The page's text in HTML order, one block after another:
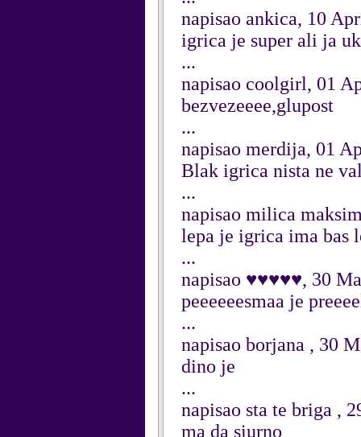
napisao ankica, 10
igrica je super ali ja
...
napisao coolgirl, 01
bezvezeeee,glupost
...
napisao merdija, 01
Blak igrica nista ne
...
napisao milica
lepa je igrica ima bas
...
napisao ♥♥♥♥♥, 30
peeeeeesmaa je
...
napisao borjana , 30
dino je
...
napisao sta te briga ,
ma da siurno